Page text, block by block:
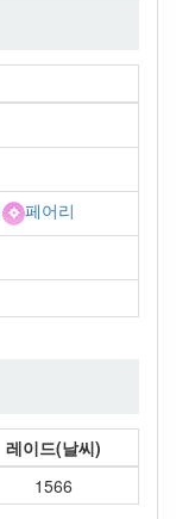
페어리
레이드(날씨)
1566